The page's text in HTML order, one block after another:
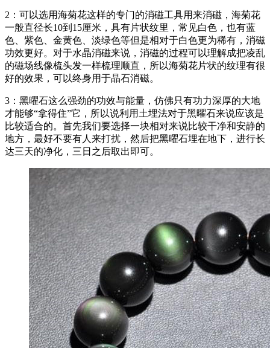
2：可以选用海菊花这样的专门的消磁工具用来消磁，海菊花
一般直径长10到15厘米，具有片状纹里，常见白色，也有蓝
色、紫色、金黄色、淡绿色等但是相对于白色更为稀有，消磁
功效更好。对于水晶消磁来说，消磁的过程可以理解成把凌乱
的磁场线像梳头发一样梳理顺直，所以海菊花片状的纹理有很
好的效果，可以终身用于晶石消磁。
3：黑曜石这么强劲的功效与能量，仿佛只有功力深厚的大地
才能够“拿得住”它，所以说利用土埋法对于黑曜石来说应该是
比较适合的。首先我们要选择一块相对来说比较干净和安静的
地方，最好不要有人来打扰，然后把黑曜石埋在地下，进行长
达三天的净化，三日之后取出即可。